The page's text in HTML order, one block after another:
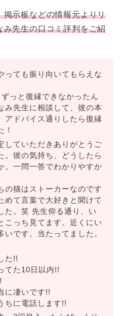
掲示板などの情報元よりリ
み先生の口コミ評判をご紹
っても振り向いてもらえな
っと復縁できなかったん
み先生に相談して、彼の本
アドバイス通りしたら復縁
！
していただきありがとうご
。彼の気持ち、どうしたら
。一問一答でわかりやすか
の猫はストーカーなのです
めて言葉で大好きと聞けて
た。笑 先生仰る通り、い
こっち見てます。近くにい
いです。当たってました。
た!!
てた10日以内!!
に凄いです!!
ちに電話します!!